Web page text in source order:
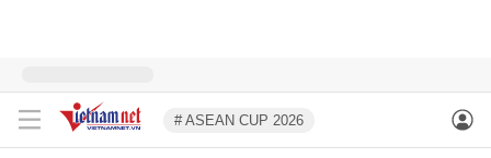
# ASEAN CUP 2026